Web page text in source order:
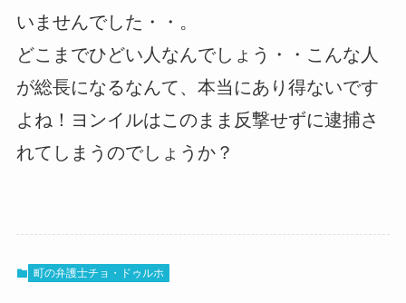
いませんでした・・。
どこまでひどい人なんでしょう・・こんな人
が総長になるなんて、本当にあり得ないです
よね！ヨンイルはこのまま反撃せずに逮捕さ
れてしまうのでしょうか？
町の弁護士チョ・ドゥルホ